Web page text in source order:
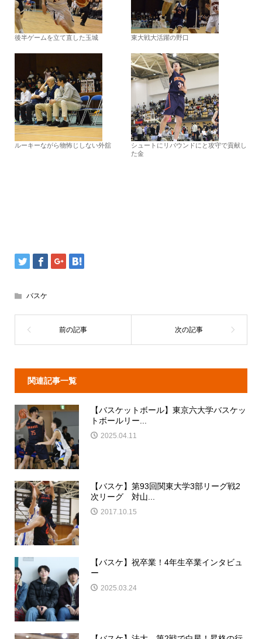
後半ゲームを立て直した玉城 東大戦大活躍の野口
ルーキーながら物怖じしない外舘
シュートにリバウンドにと攻守で貢献し
た金
バスケ
関連記事一覧
【バスケットボール】東京六大学バスケッ
トボールリー...
2025.04.11
【バスケ】第93回関東大学3部リーグ戦2
次リーグ 対山...
2017.10.15
【バスケ】祝卒業！4年生卒業インタビュ
ー
2025.03.24